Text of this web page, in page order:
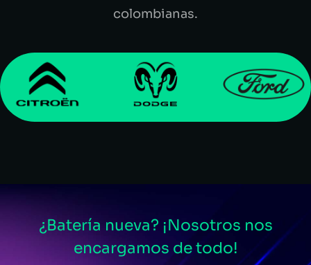
colombianas.
¿Batería nueva? ¡Nosotros nos
encargamos de todo!